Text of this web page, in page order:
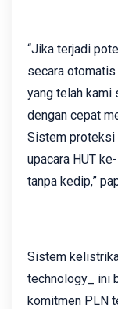
“Jika terjadi
secara
yang telah kami
dengan cepat
Sistem proteksi
upacara HUT
tanpa kedip,”
Sistem
technology_ ini
komitmen PLN